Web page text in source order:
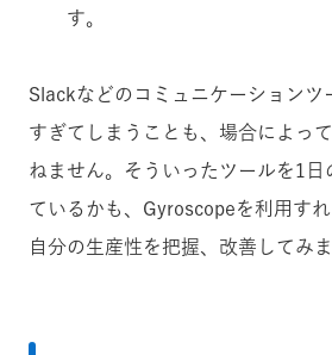
す。
Slackなどのコミュニケーションツ
すぎてしまうことも、場合によっ
ねません。そういったツールを1日
ているかも、Gyroscopeを利用すれ
自分の生産性を把握、改善してみま